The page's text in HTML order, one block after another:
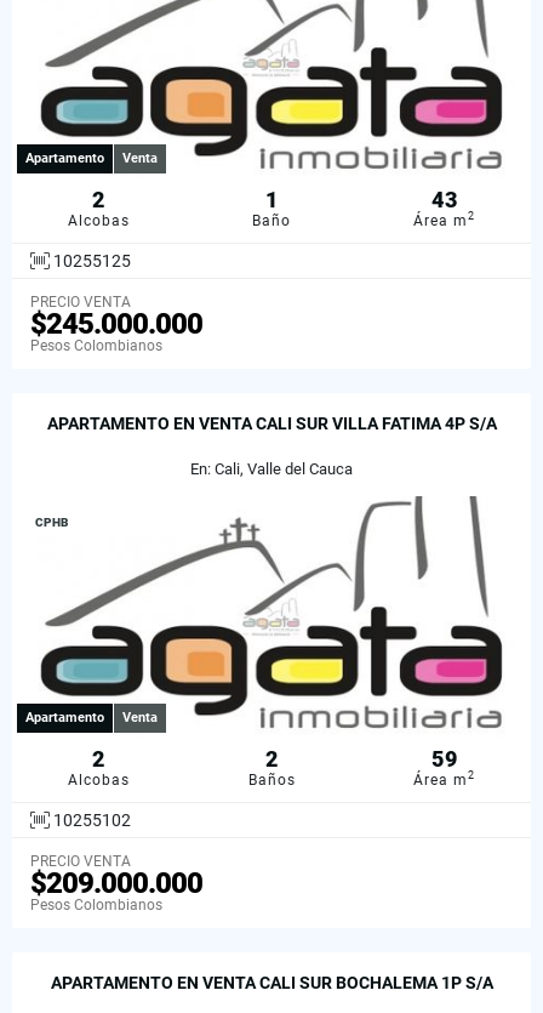
Apartamento Venta
2
Alcobas
1
Baño
43
Área m2
10255125
PRECIO VENTA
$245.000.000
Pesos Colombianos
APARTAMENTO EN VENTA CALI SUR VILLA FATIMA 4P S/A
En: Cali, Valle del Cauca
CPHB
Apartamento Venta
2
Alcobas
2
Baños
59
Área m2
10255102
PRECIO VENTA
$209.000.000
Pesos Colombianos
APARTAMENTO EN VENTA CALI SUR BOCHALEMA 1P S/A